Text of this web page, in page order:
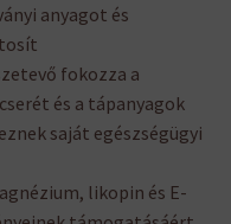
anyagot és
fokozza a
és a tápanyagok
saját egészségügyi
likopin és E-